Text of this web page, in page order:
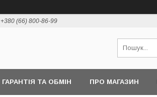
+380 (66) 800-86-99
ГАРАНТІЯ ТА ОБМІН ПРО МАГАЗИН